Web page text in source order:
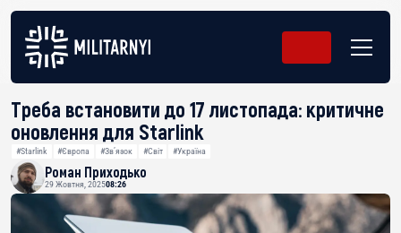
Треба встановити до 17 листопада: критичне
оновлення для Starlink
#Starlink #Європа #Звʼязок #Світ #Україна
Роман Приходько
29 Жовтня, 202508:26